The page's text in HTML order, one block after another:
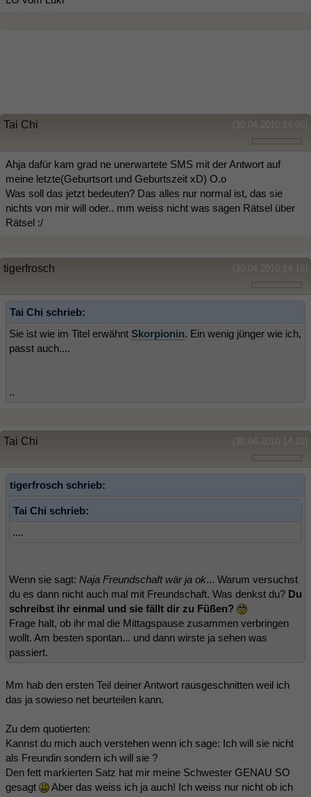
(30.04.2010 14:06)
Tai Chi
Ahja dafür kam grad ne unerwartete SMS mit der Antwort auf
meine letzte(Geburtsort und Geburtszeit xD) O.o
Was soll das jetzt bedeuten? Das alles nur normal ist, das sie
nichts von mir will oder.. mm weiss nicht was sagen Rätsel über
Rätsel :/
(30.04.2010 14:16)
tigerfrosch
Tai Chi schrieb:
Sie ist wie im Titel erwähnt Skorpionin. Ein wenig jünger wie ich,
passt auch....
..
(30.04.2010 14:29)
Tai Chi
tigerfrosch schrieb:
Tai Chi schrieb:
....
Wenn sie sagt: Naja Freundschaft wär ja ok... Warum versuchst
du es dann nicht auch mal mit Freundschaft. Was denkst du? Du
schreibst ihr einmal und sie fällt dir zu Füßen?
Frage halt, ob ihr mal die Mittagspause zusammen verbringen
wollt. Am besten spontan... und dann wirste ja sehen was
passiert.
Mm hab den ersten Teil deiner Antwort rausgeschnitten weil ich
das ja sowieso net beurteilen kann.
Zu dem quotierten:
Kannst du mich auch verstehen wenn ich sage: Ich will sie nicht
als Freundin sondern ich will sie ?
Den fett markierten Satz hat mir meine Schwester GENAU SO
gesagt
Aber das weiss ich ja auch! Ich weiss nur nicht ob ich